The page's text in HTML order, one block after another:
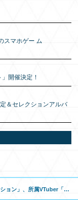
スマホゲー ム
開催決定！
＆セレクションアルバ
がYouTubeチャンネル登録者数100万人突破！